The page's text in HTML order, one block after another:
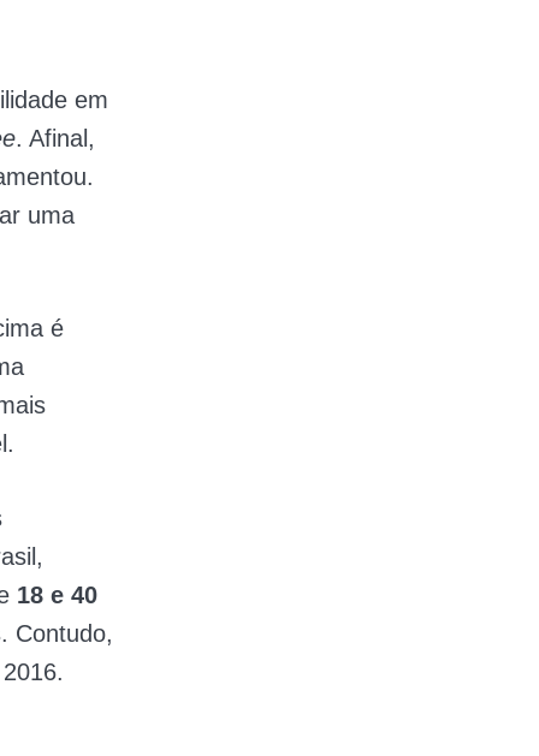
em
. Afinal,
uma
é
18 e 40
Contudo,